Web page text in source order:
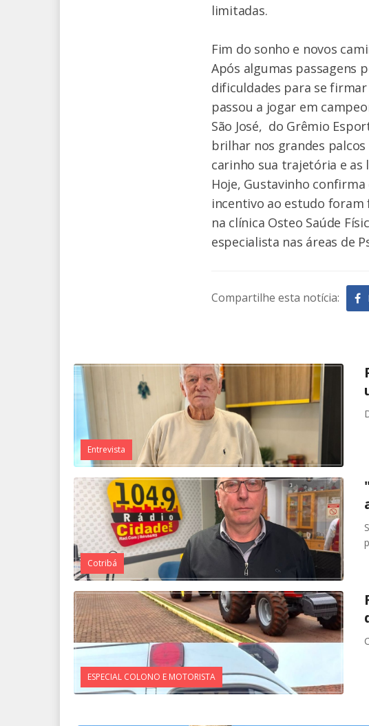
limitadas.
Fim do sonho e novos
Após algumas passagens
dificuldades para se
passou a jogar em
São José, do Grêmio
brilhar nos grandes
carinho sua trajetória e
Hoje, Gustavinho
incentivo ao estudo
na clínica Osteo Saúde
especialista nas áreas de
Compartilhe esta notícia:
Entrevista
Cotribá
ESPECIAL COLONO E MOTORISTA